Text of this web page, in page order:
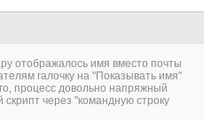
отображалось имя вместо почты
галочку на "Показывать имя"
процесс довольно напряжный
через "командную строку